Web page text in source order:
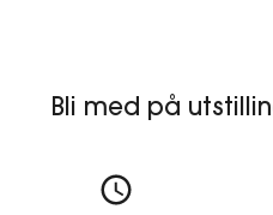
Bli med på